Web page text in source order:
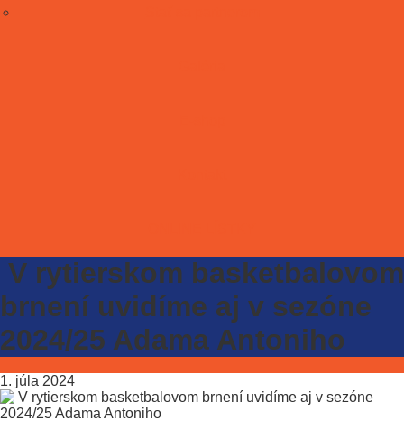
V rytierskom basketbalovom
brnení uvidíme aj v sezóne
2024/25 Adama Antoniho
1. júla 2024